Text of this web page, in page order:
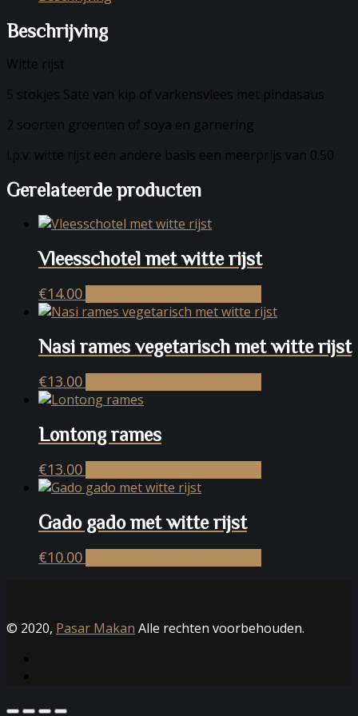
Beschrijving
Witte rijst
5 stokjes Sate van kip of varkensvlees met pindasaus
2 soorten groenten of soya en garnering
i.p.v. witte rijst een andere basis een meerprijs van 0.50
Gerelateerde producten
Vleesschotel met witte rijst
€14.00
Nasi rames vegetarisch met witte rijst
€13.00
Lontong rames
€13.00
Gado gado met witte rijst
€10.00
© 2020, Pasar Makan Alle rechten voorbehouden.